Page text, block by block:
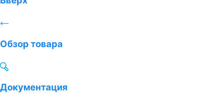
Обзор товара
Документация